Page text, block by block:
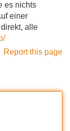
es nichts
einer
alle
Report this page